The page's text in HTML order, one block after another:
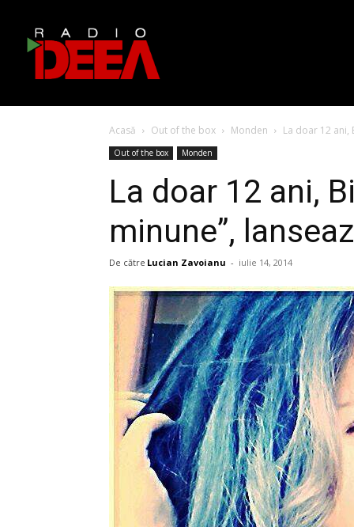
Acasă Out of the box Monden La doar 12 ani,
Out of the box Monden
La doar 12 ani,
minune”,
De către Lucian Zavoianu - iulie 14, 2014